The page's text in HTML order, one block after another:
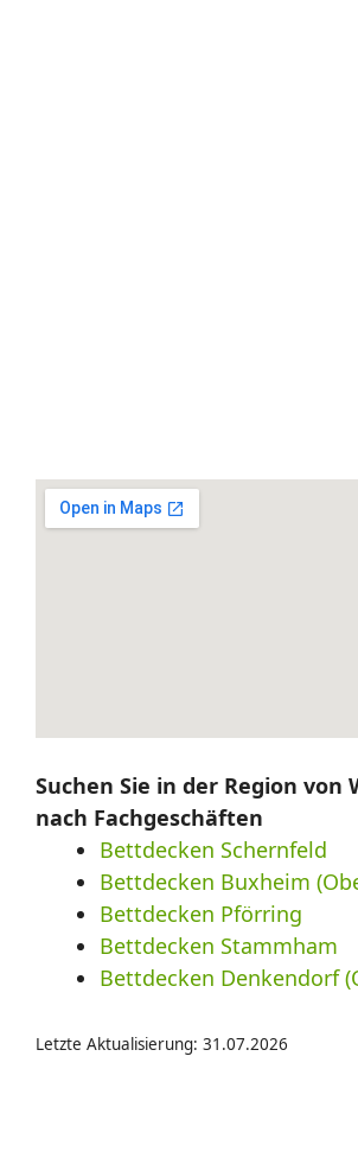
Suchen Sie in der Region
nach Fachgeschäften
Bettdecken Schernfeld
Bettdecken Buxheim
Bettdecken Pförring
Bettdecken Stammham
Bettdecken Denkendorf
Letzte Aktualisierung: 31.07.2026